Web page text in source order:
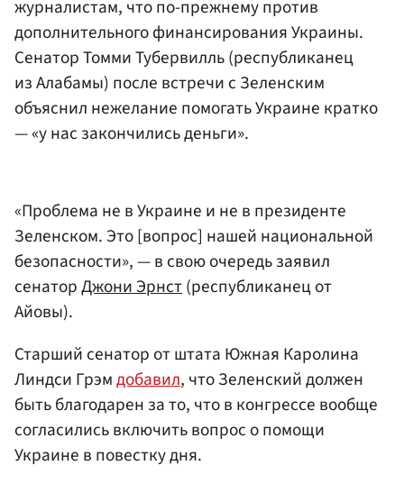
журналистам, что по-прежнему против
дополнительного финансирования Украины.
Сенатор Томми Тубервилль (республиканец
из Алабамы) после встречи с Зеленским
объяснил нежелание помогать Украине кратко
— «у нас закончились деньги».
«Проблема не в Украине и не в президенте
Зеленском. Это [вопрос] нашей национальной
безопасности», — в свою очередь заявил
сенаторДжони Эрнст(республиканец от
Айовы).
Старший сенатор от штата Южная Каролина
Линдси Грэмдобавил, что Зеленский должен
быть благодарен за то, что в конгрессе вообще
согласились включить вопрос о помощи
Украине в повестку дня.